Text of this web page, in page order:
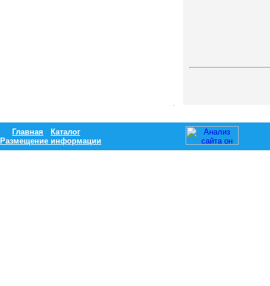
Главная
Каталог
Размещение информации